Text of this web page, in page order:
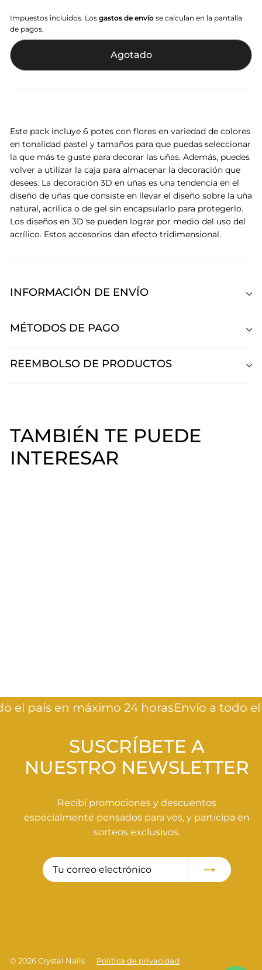
Impuestos incluidos. Los gastos de envío se calculan en la pantalla
de pagos.
Agotado
Este pack incluye 6 potes con flores en variedad de colores
en tonalidad pastel y tamaños para que puedas seleccionar
la que más te guste para decorar las uñas. Además, puedes
volver a utilizar la caja para almacenar la decoración que
desees. La decoración 3D en uñas es una tendencia en el
diseño de uñas que consiste en llevar el diseño sobre la uña
natural, acrílica o de gel sin encapsularlo para protegerlo.
Los diseños en 3D se pueden lograr por medio del uso del
acrílico. Estos accesorios dan efecto tridimensional.
INFORMACIÓN DE ENVÍO
MÉTODOS DE PAGO
REEMBOLSO DE PRODUCTOS
TAMBIÉN TE PUEDE
INTERESAR
0
,
país en máximo 24 horasEnvío a todo el
SUSCRÍBETE A
NUESTRO NEWSLETTER
Recibí promociones y descuentos
especialmente pensados para vos, y participa en
sorteos exclusivos.
Tu
Suscribir
© 2026 Crystal Nails Política de privacidad